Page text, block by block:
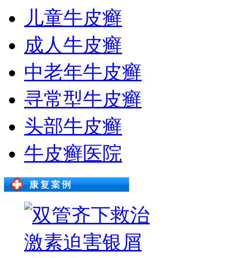
儿童牛皮癣
成人牛皮癣
中老年牛皮癣
寻常型牛皮癣
头部牛皮癣
牛皮癣医院